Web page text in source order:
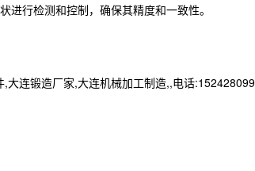
行检测和控制，确保其精度和一致性。
大连锻造厂家,大连机械加工制造,,电话